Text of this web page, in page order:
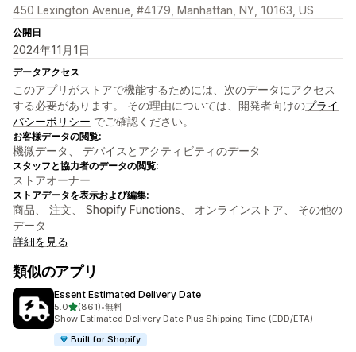
450 Lexington Avenue, #4179, Manhattan, NY, 10163, US
公開日
2024年11月1日
データアクセス
このアプリがストアで機能するためには、次のデータにアクセス
する必要があります。 その理由については、開発者向けのプライ
バシーポリシー でご確認ください。
お客様データの閲覧:
機微データ、 デバイスとアクティビティのデータ
スタッフと協力者のデータの閲覧:
ストアオーナー
ストアデータを表示および編集:
商品、 注文、 Shopify Functions、 オンラインストア、 その他の
データ
詳細を見る
類似のアプリ
Essent Estimated Delivery Date
5.05つ星中
(861)
合計レビュー数：861件
•無料
Show Estimated Delivery Date Plus Shipping Time (EDD/ETA)
Built for Shopify